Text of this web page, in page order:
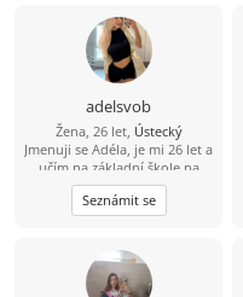
Mám ráda pohodu a smích s
někým blízkým. Hledám vztah
založený na důvěře, respektu
a pohodě. Ocením muže,
který je hodný, upřímný a ví,
co chce. Nehledám
dokonalost, ale někoho, kdo
to myslí vážně.
adelsvob
Žena, 26 let, Ústecký
Jmenuji se Adéla, je mi 26 let a
učím na základní škole na
prvním stupni. Práce s dětmi
mě baví a dává mi smysl. Ve
volném čase ráda cestuji,
občas si udělám radost
nákupy. Klidně napiš
Seznámit se